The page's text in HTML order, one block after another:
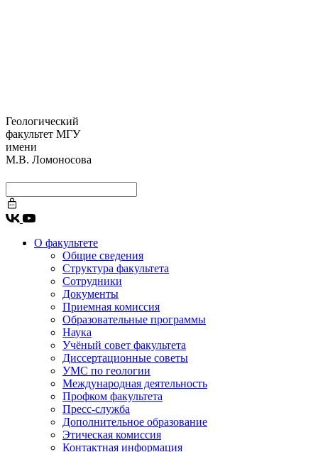
Геологический
факультет МГУ
имени
М.В. Ломоносова
О факультете
Общие сведения
Структура факультета
Сотрудники
Документы
Приемная комиссия
Образовательные программы
Наука
Учёный совет факультета
Диссертационные советы
УМС по геологии
Международная деятельность
Профком факультета
Пресс-служба
Дополнительное образование
Этическая комиссия
Контактная информация